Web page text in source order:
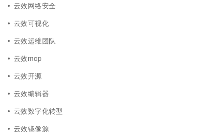
云效网络安全
云效可视化
云效运维团队
云效mcp
云效开源
云效编辑器
云效数字化转型
云效镜像源